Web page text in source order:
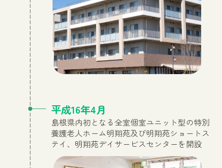
平成16年4月
島根県内初となる全室個室ユニット型の特別
養護老人ホーム明翔苑及び明翔苑ショートス
テイ、明翔苑デイサービスセンターを開設